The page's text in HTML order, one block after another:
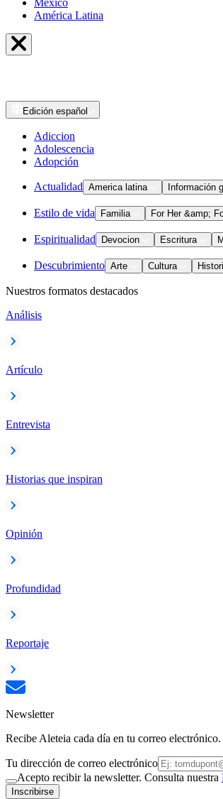
México
América Latina
Edición español
Adiccion
Adolescencia
Adopción
Actualidad America latina Información
Estilo de vida Familia For Her &amp;
Espiritualidad Devocion Escritura
Descubrimiento Arte Cultura
Nuestros formatos destacados
Análisis
Artículo
Entrevista
Historias que inspiran
Opinión
Profundidad
Reportaje
Newsletter
Recibe Aleteia cada día en tu correo electrónico.
Tu dirección de correo electrónico
Acepto recibir la newsletter. Consulta nuestra
Inscribirse